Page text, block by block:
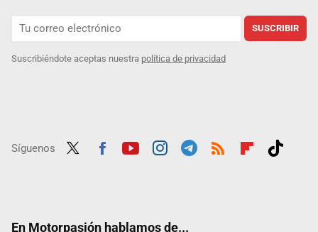
SUSCRIBIR
Suscribiéndote aceptas nuestra política de privacidad
Síguenos
En Motorpasión hablamos de...